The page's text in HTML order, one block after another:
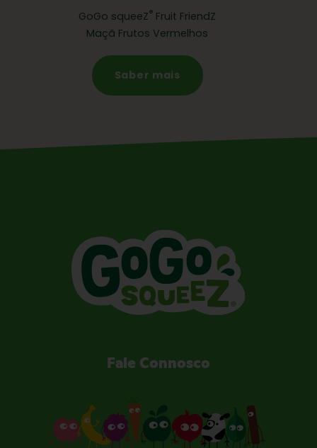
GoGo squeeZ® Fruit FriendZ
Maçã Frutos Vermelhos
Saber mais
Fale Connosco